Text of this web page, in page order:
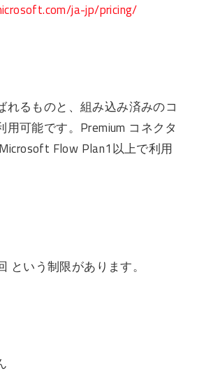
ja-jp/pricing/
れるものと、組み込み済みのコ
可能です。Premium コネクタ
Flow Plan1以上で利用
という制限があります。